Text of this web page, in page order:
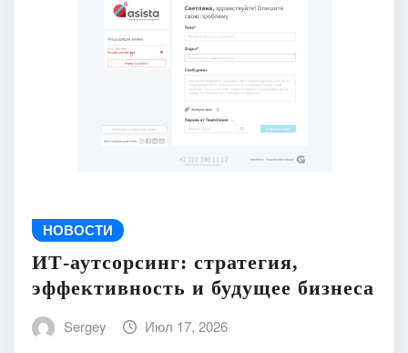
НОВОСТИ
ИТ-аутсорсинг: стратегия,
эффективность и будущее бизнеса
Sergey Июл 17, 2026